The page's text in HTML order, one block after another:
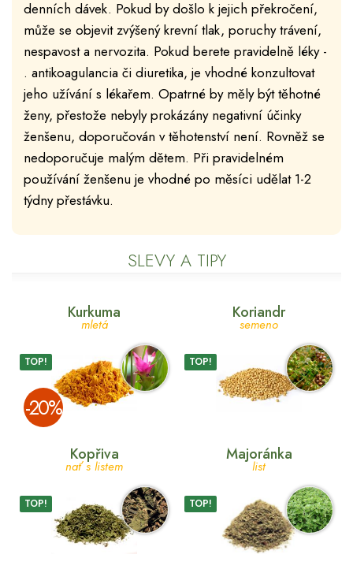
denních dávek. Pokud by došlo k jejich překročení,
může se objevit zvýšený krevní tlak, poruchy trávení,
nespavost a nervozita. Pokud berete pravidelně léky -
. antikoagulancia či diuretika, je vhodné konzultovat
jeho užívání s lékařem. Opatrné by měly být těhotné
ženy, přestože nebyly prokázány negativní účinky
ženšenu, doporučován v těhotenství není. Rovněž se
nedoporučuje malým dětem. Při pravidelném
používání ženšenu je vhodné po měsíci udělat 1-2
týdny přestávku.
SLEVY A TIPY
Kurkuma
mletá
TOP!
­-20%
Koriandr
semeno
TOP!
Kopřiva
nať s listem
TOP!
Majoránka
list
TOP!